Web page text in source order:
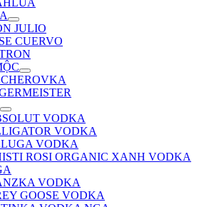
JULIO
CUERVO
VODKA
VODKA
VODKA
ROSI ORGANIC XANH VODKA
VODKA
GOOSE VODKA